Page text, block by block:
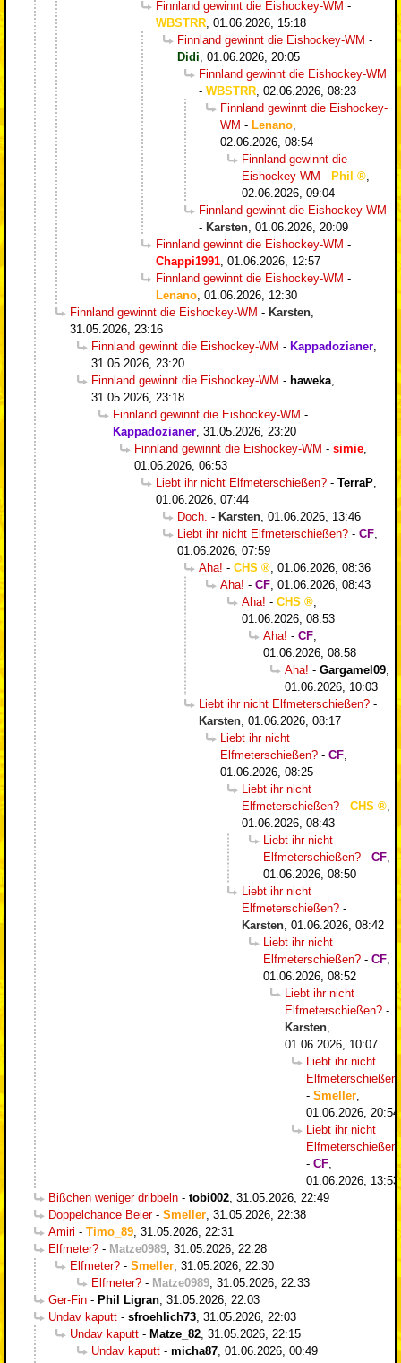
Finnland gewinnt die Eishockey-WM -
WBSTRR 01.06.2026, 15:18
Finnland gewinnt die Eishockey-WM -
Didi 01.06.2026, 20:05
Finnland gewinnt die Eishockey-WM
- WBSTRR 02.06.2026, 08:23
Finnland gewinnt die Eishockey-
WM - Lenano
02.06.2026, 08:54
Finnland gewinnt die
Eishockey-WM - Phil
02.06.2026, 09:04
Finnland gewinnt die Eishockey-WM
- Karsten 01.06.2026, 20:09
Finnland gewinnt die Eishockey-WM -
Chappi1991 01.06.2026, 12:57
Finnland gewinnt die Eishockey-WM -
Lenano 01.06.2026, 12:30
Finnland gewinnt die Eishockey-WM - Karsten
31.05.2026, 23:16
Finnland gewinnt die Eishockey-WM - Kappadozianer
31.05.2026, 23:20
Finnland gewinnt die Eishockey-WM - haweka
31.05.2026, 23:18
Finnland gewinnt die Eishockey-WM -
Kappadozianer 31.05.2026, 23:20
Finnland gewinnt die Eishockey-WM - simie
01.06.2026, 06:53
Liebt ihr nicht Elfmeterschießen? - TerraP
01.06.2026, 07:44
Doch. - Karsten 01.06.2026, 13:46
Liebt ihr nicht Elfmeterschießen? - CF
01.06.2026, 07:59
Aha! - CHS
01.06.2026, 08:36
Aha! - CF 01.06.2026, 08:43
Aha! - CHS
01.06.2026, 08:53
Aha! - CF
01.06.2026, 08:58
Aha! - Gargamel09
01.06.2026, 10:03
Liebt ihr nicht Elfmeterschießen? -
Karsten 01.06.2026, 08:17
Liebt ihr nicht
Elfmeterschießen? - CF
01.06.2026, 08:25
Liebt ihr nicht
Elfmeterschießen? - CHS
01.06.2026, 08:43
Liebt ihr nicht
Elfmeterschießen? - CF
01.06.2026, 08:50
Liebt ihr nicht
Elfmeterschießen? -
Karsten 01.06.2026, 08:42
Liebt ihr nicht
Elfmeterschießen? - CF
01.06.2026, 08:52
Liebt ihr nicht
Elfmeterschießen? -
Karsten
01.06.2026, 10:07
Liebt ihr nicht
- Smeller
01.06.2026, 20:54
Liebt ihr nicht
- CF
01.06.2026, 13:53
Bißchen weniger dribbeln - tobi002 31.05.2026, 22:49
Doppelchance Beier- Smeller 31.05.2026, 22:38
Amiri - Timo_89 31.05.2026, 22:31
Elfmeter? - Matze0989 31.05.2026, 22:28
Elfmeter? - Smeller 31.05.2026, 22:30
Elfmeter? - Matze0989 31.05.2026, 22:33
Ger-Fin - Phil Ligran 31.05.2026, 22:03
Undav kaputt - sfroehlich73 31.05.2026, 22:03
Undav kaputt - Matze_82 31.05.2026, 22:15
Undav kaputt - micha87 01.06.2026, 00:49